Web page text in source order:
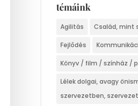
témáink
Agilitás Család, mint
Fejlődés
Könyv / film / színház /
Lélek dolgai, avagy
szervezetben,